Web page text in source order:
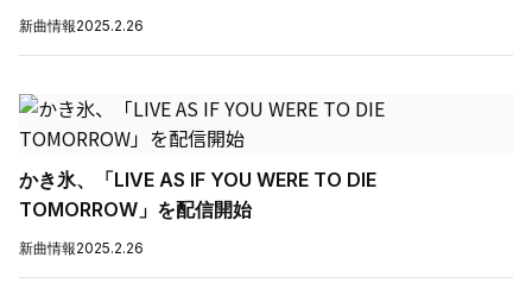
新曲情報2025.2.26
かき氷、「LIVE AS IF YOU WERE TO DIE
TOMORROW」を配信開始
新曲情報2025.2.26